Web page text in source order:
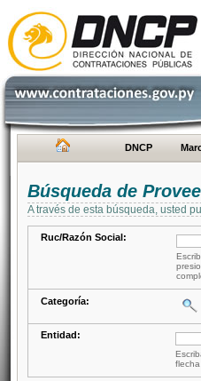
DNCP
Búsqueda de
A través de esta búsqueda, usted
Ruc/Razón Social:
Categoría:
Entidad: